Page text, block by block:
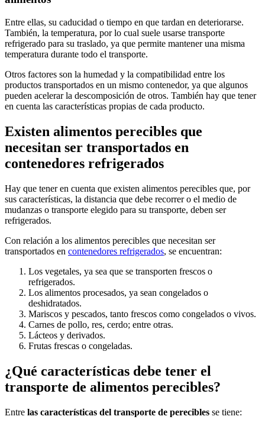
Entre ellas, su caducidad o tiempo en que tardan en deteriorarse.
También, la temperatura, por lo cual suele usarse transporte
refrigerado para su traslado, ya que permite mantener una misma
temperatura durante todo el transporte.
Otros factores son la humedad y la compatibilidad entre los
productos transportados en un mismo contenedor, ya que algunos
pueden acelerar la descomposición de otros. También hay que tener
en cuenta las características propias de cada producto.
Existen alimentos perecibles que
necesitan ser transportados en
contenedores refrigerados
Hay que tener en cuenta que existen alimentos perecibles que, por
sus características, la distancia que debe recorrer o el medio de
mudanzas o transporte elegido para su transporte, deben ser
refrigerados.
Con relación a los alimentos perecibles que necesitan ser
transportados en contenedores refrigerados, se encuentran:
Los vegetales, ya sea que se transporten frescos o
refrigerados.
Los alimentos procesados, ya sean congelados o
deshidratados.
Mariscos y pescados, tanto frescos como congelados o vivos.
Carnes de pollo, res, cerdo; entre otras.
Lácteos y derivados.
Frutas frescas o congeladas.
¿Qué características debe tener el
transporte de alimentos perecibles?
Entre las características del transporte de perecibles se tiene: